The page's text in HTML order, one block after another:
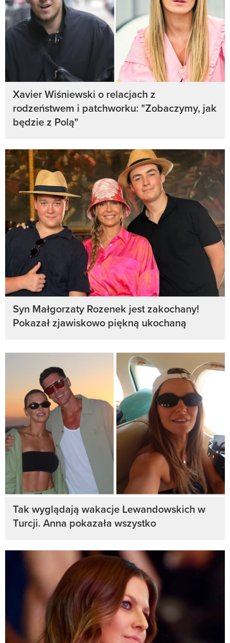
Xavier Wiśniewski o relacjach z
rodzeństwem i patchworku: "Zobaczymy, jak
będzie z Polą"
Syn Małgorzaty Rozenek jest zakochany!
Pokazał zjawiskowo piękną ukochaną
Tak wyglądają wakacje Lewandowskich w
Turcji. Anna pokazała wszystko